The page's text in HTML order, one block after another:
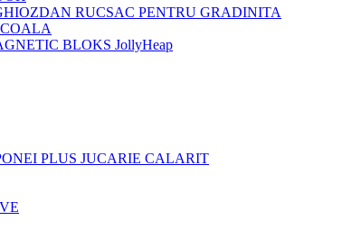
RUCSAC PENTRU GRADINITA
BLOKS JollyHeap
PLUS JUCARIE CALARIT